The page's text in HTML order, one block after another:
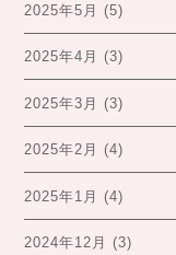
2025年5月 (5)
2025年4月 (3)
2025年3月 (3)
2025年2月 (4)
2025年1月 (4)
2024年12月 (3)